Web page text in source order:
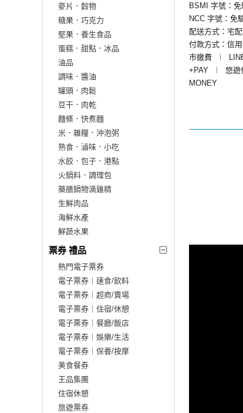
麥片．穀物
糖果．巧克力
堅果．養生食品
蛋糕．甜點．冰品
油品
調味．醬油
罐頭．肉鬆
豆干．肉乾
麵條．快煮麵
米．雜糧．沖泡粥
熟食．滷味．小吃
水餃．包子．港點
火鍋料．調理包
藥膳鍋物滴雞精
生鮮肉品
海鮮水產
鮮蔬水果
票券 禮品
熱門電子票券
電子票券｜速食/飲料
電子票券｜超商/賣場
電子票券｜住宿/休憩
電子票券｜餐廳/飯店
電子票券｜娛樂/生活
電子票券｜保養/按摩
美食餐券
王品集團
住宿休憩
旅遊票券
BSMI 字號：免
NCC 字號：免
配送方式：宅配
付款方式：信
市繳費
︱
+PAY
︱ 悠遊
MONEY